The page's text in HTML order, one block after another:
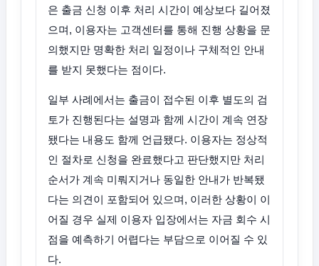
은 출금 신청 이후 처리 시간이 예상보다 길어졌
으며, 이용자는 고객센터를 통해 진행 상황을 문
의했지만 명확한 처리 일정이나 구체적인 안내
를 받지 못했다는 점이다.
일부 사례에서는 출금이 접수된 이후 별도의 검
토가 진행된다는 설명과 함께 시간이 계속 연장
됐다는 내용도 함께 언급됐다. 이용자는 정상적
인 절차로 신청을 완료했다고 판단했지만 처리
순서가 계속 미뤄지거나 동일한 안내가 반복됐
다는 의견이 포함되어 있으며, 이러한 상황이 이
어질 경우 실제 이용자 입장에서는 자금 회수 시
점을 예측하기 어렵다는 부담으로 이어질 수 있
다.